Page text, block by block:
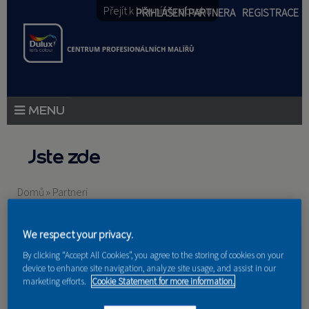
Přejít k hlavnímu obsahu
PŘIHLÁŠENÍ PARTNERA REGISTRACE
PORADENSTVÍ
AKCE A NOVINKY
AKADEMIE
Jste zde
Domů » Partneri
We respect your privacy.
By clicking “Accept All Cookies”, you agree to the storing of cookies on your
device to enhance site navigation, analyze site usage, and assist in our
marketing efforts. Cookie Statement for more information.